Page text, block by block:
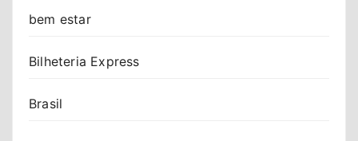
bem estar
Bilheteria Express
Brasil